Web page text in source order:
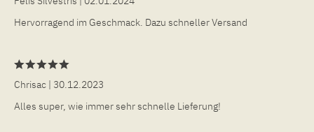
Hervorragend im Geschmack. Dazu schneller Versand
Chrisac | 30.12.2023
Alles super, wie immer sehr schnelle Lieferung!